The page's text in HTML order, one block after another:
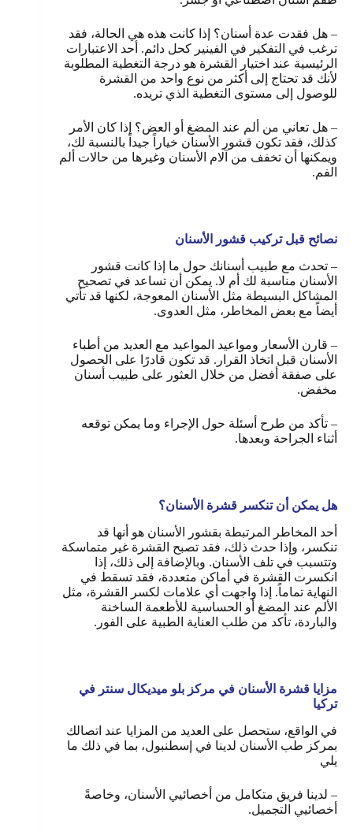
– هل فقدت عدة أسنان؟ إذا كانت هذه هي الحالة، فقد
ترغب في التفكير في الفينير كحل دائم. أحد الاعتبارات
الرئيسية عند اختيار القشرة هو درجة التغطية المطلوبة
لأنك قد تحتاج إلى أكثر من نوع واحد من القشرة
للوصول إلى مستوى التغطية الذي تريده.
– هل تعاني من ألم عند المضغ أو العض؟ إذا كان الأمر
كذلك، فقد تكون قشور الأسنان خياراً جيداً بالنسبة لك،
ويمكنها أن تخفف من آلام الأسنان وغيرها من حالات ألم
الفم.
نصائح قبل تركيب قشور الأسنان
– تحدث مع طبيب أسنانك حول ما إذا كانت قشور
الأسنان مناسبة لك أم لا. يمكن أن تساعد في تصحيح
المشاكل البسيطة مثل الأسنان المعوجة، لكنها قد تأتي
أيضاً مع بعض المخاطر، مثل العدوى.
– قارن الأسعار ومواعيد المواعيد مع العديد من أطباء
الأسنان قبل اتخاذ القرار. قد تكون قادرًا على الحصول
على صفقة أفضل من خلال العثور على طبيب أسنان
مخفض.
– تأكد من طرح أسئلة حول الإجراء وما يمكن توقعه
أثناء الجراحة وبعدها.
هل يمكن أن تنكسر قشرة الأسنان؟
أحد المخاطر المرتبطة بقشور الأسنان هو أنها قد
تنكسر، وإذا حدث ذلك، فقد تصبح القشرة غير متماسكة
وتتسبب في تلف الأسنان. وبالإضافة إلى ذلك، إذا
انكسرت القشرة في أماكن متعددة، فقد تسقط في
النهاية تماماً. إذا واجهت أي علامات لكسر القشرة، مثل
الألم عند المضغ أو الحساسية للأطعمة الساخنة
والباردة، تأكد من طلب العناية الطبية على الفور.
مزايا قشرة الأسنان في مركز بلو ميديكال سنتر في
تركيا
في الواقع، ستحصل على العديد من المزايا عند اتصالك
بمركز طب الأسنان لدينا في إسطنبول، بما في ذلك ما
يلي
– لدينا فريق متكامل من أخصائيي الأسنان، وخاصةً
أخصائيي التجميل.